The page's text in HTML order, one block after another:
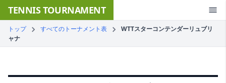
TENNIS TOURNAMENT
トップ すべてのトーナメント表
WTTスターコンテンダーリュブリ
ャナ